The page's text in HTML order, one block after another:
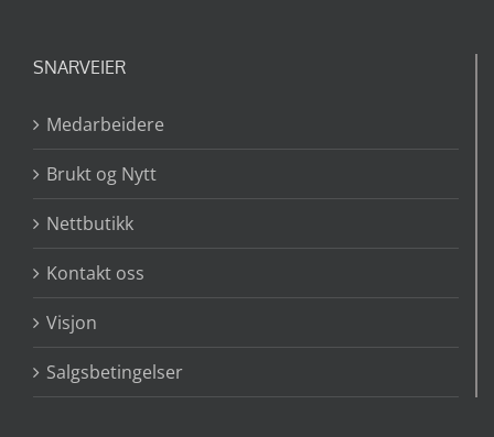
SNARVEIER
Medarbeidere
Brukt og Nytt
Nettbutikk
Kontakt oss
Visjon
Salgsbetingelser